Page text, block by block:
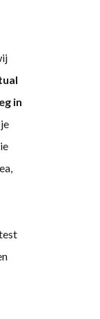
in